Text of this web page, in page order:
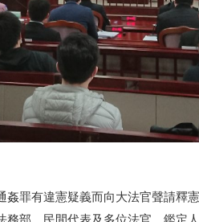
罪有違憲疑義而向大法官聲請釋憲